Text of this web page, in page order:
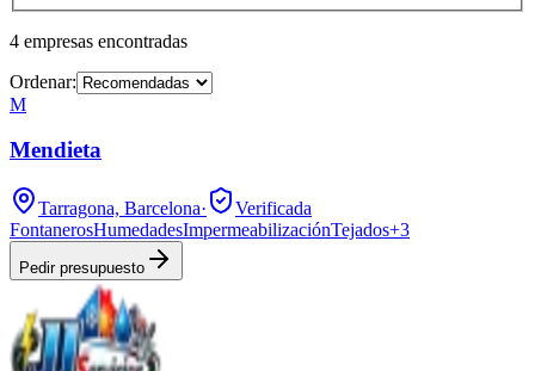
4 empresas encontradas
Ordenar:
M
Mendieta
Tarragona, Barcelona·
Verificada
FontanerosHumedadesImpermeabilizaciónTejados+3
Pedir presupuesto